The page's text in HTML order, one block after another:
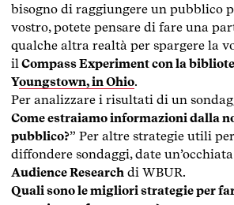
bisogno di raggiungere un pubblico
vostro, potete pensare di fare una
qualche altra realtà per spargere la
il Compass Experiment con la
Youngstown, in Ohio.
Per analizzare i risultati di un
Come estraiamo informazioni dalla
pubblico?” Per altre strategie utili
diffondere sondaggi, date
Audience Research di WBUR.
Quali sono le migliori strategie per